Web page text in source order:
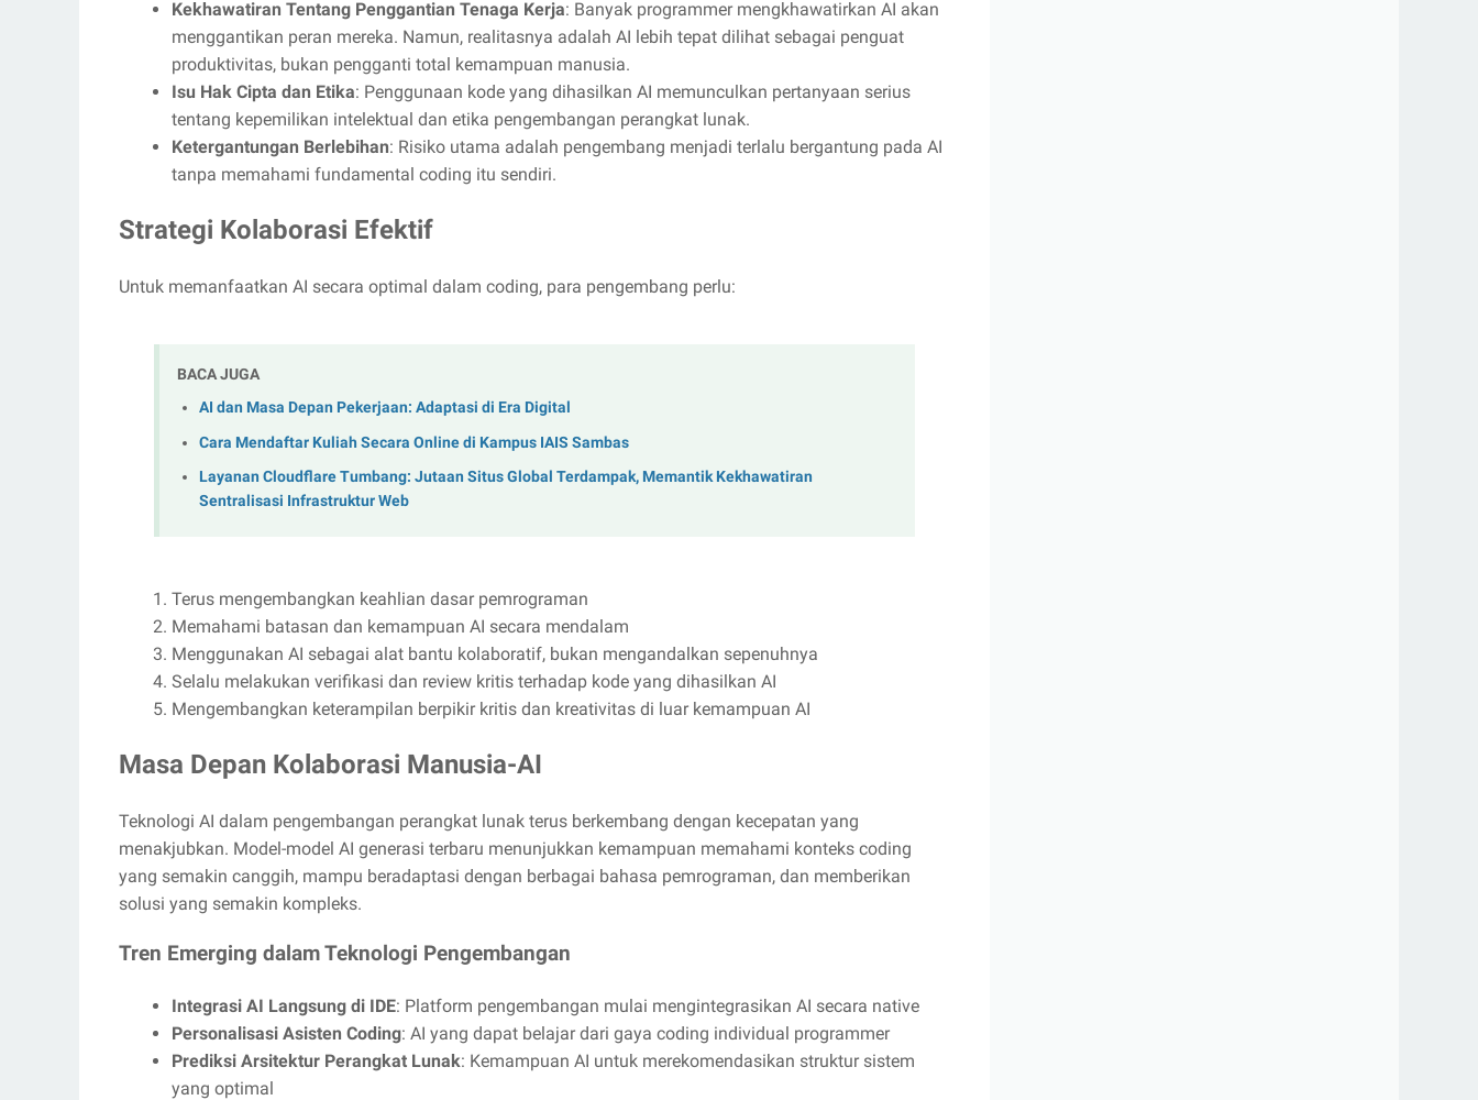
Kekhawatiran Tentang Penggantian Tenaga Kerja: Banyak programmer mengkhawatirkan AI akan
menggantikan peran mereka. Namun, realitasnya adalah AI lebih tepat dilihat sebagai penguat
produktivitas, bukan pengganti total kemampuan manusia.
Isu Hak Cipta dan Etika: Penggunaan kode yang dihasilkan AI memunculkan pertanyaan serius
tentang kepemilikan intelektual dan etika pengembangan perangkat lunak.
Ketergantungan Berlebihan: Risiko utama adalah pengembang menjadi terlalu bergantung pada AI
tanpa memahami fundamental coding itu sendiri.
Strategi Kolaborasi Efektif
Untuk memanfaatkan AI secara optimal dalam coding, para pengembang perlu:
BACA JUGA
AI dan Masa Depan Pekerjaan: Adaptasi di Era Digital
Cara Mendaftar Kuliah Secara Online di Kampus IAIS Sambas
Layanan Cloudflare Tumbang: Jutaan Situs Global Terdampak, Memantik Kekhawatiran
Sentralisasi Infrastruktur Web
Terus mengembangkan keahlian dasar pemrograman
Memahami batasan dan kemampuan AI secara mendalam
Menggunakan AI sebagai alat bantu kolaboratif, bukan mengandalkan sepenuhnya
Selalu melakukan verifikasi dan review kritis terhadap kode yang dihasilkan AI
Mengembangkan keterampilan berpikir kritis dan kreativitas di luar kemampuan AI
Masa Depan Kolaborasi Manusia-AI
Teknologi AI dalam pengembangan perangkat lunak terus berkembang dengan kecepatan yang
menakjubkan. Model-model AI generasi terbaru menunjukkan kemampuan memahami konteks coding
yang semakin canggih, mampu beradaptasi dengan berbagai bahasa pemrograman, dan memberikan
solusi yang semakin kompleks.
Tren Emerging dalam Teknologi Pengembangan
Integrasi AI Langsung di IDE: Platform pengembangan mulai mengintegrasikan AI secara native
Personalisasi Asisten Coding: AI yang dapat belajar dari gaya coding individual programmer
Prediksi Arsitektur Perangkat Lunak: Kemampuan AI untuk merekomendasikan struktur sistem
yang optimal